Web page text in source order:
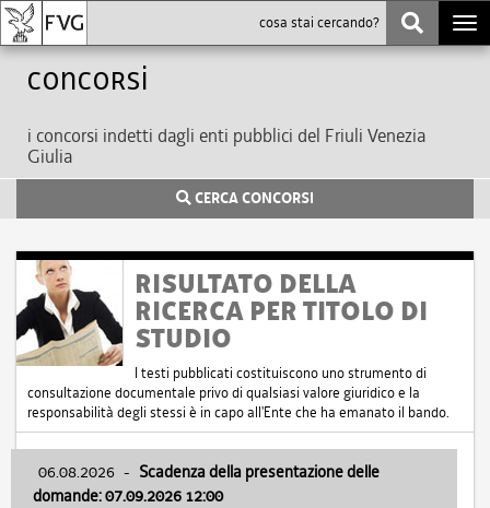
Concorsi
i concorsi indetti dagli enti pubblici del Friuli Venezia
Giulia
CERCA CONCORSI
RISULTATO DELLA
RICERCA PER TITOLO DI
STUDIO
I testi pubblicati costituiscono uno strumento di
consultazione documentale privo di qualsiasi valore giuridico e la
responsabilità degli stessi è in capo all'Ente che ha emanato il bando.
06.08.2026 - Scadenza della presentazione delle
domande: 07.09.2026 12:00